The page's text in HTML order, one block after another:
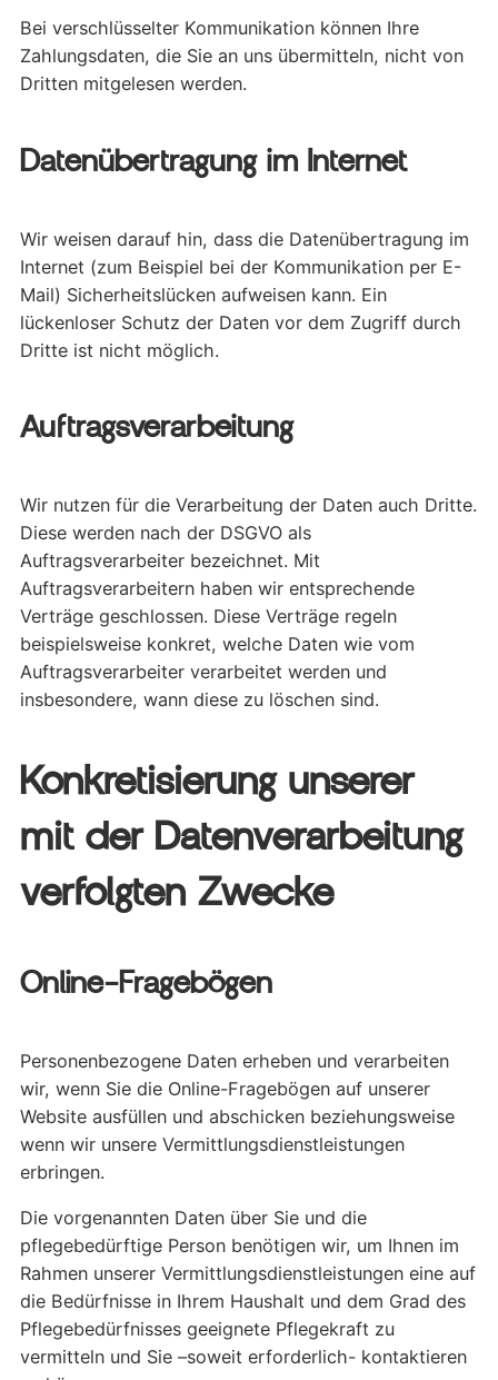
Bei verschlüsselter Kommunikation können Ihre
Zahlungsdaten, die Sie an uns übermitteln, nicht von
Dritten mitgelesen werden.
Datenübertragung im Internet
Wir weisen darauf hin, dass die Datenübertragung im
Internet (zum Beispiel bei der Kommunikation per E-
Mail) Sicherheitslücken aufweisen kann. Ein
lückenloser Schutz der Daten vor dem Zugriff durch
Dritte ist nicht möglich.
Auftragsverarbeitung
Wir nutzen für die Verarbeitung der Daten auch Dritte.
Diese werden nach der DSGVO als
Auftragsverarbeiter bezeichnet. Mit
Auftragsverarbeitern haben wir entsprechende
Verträge geschlossen. Diese Verträge regeln
beispielsweise konkret, welche Daten wie vom
Auftragsverarbeiter verarbeitet werden und
insbesondere, wann diese zu löschen sind.
Konkretisierung unserer
mit der Datenverarbeitung
verfolgten Zwecke
Online-Fragebögen
Personenbezogene Daten erheben und verarbeiten
wir, wenn Sie die Online-Fragebögen auf unserer
Website ausfüllen und abschicken beziehungsweise
wenn wir unsere Vermittlungsdienstleistungen
erbringen.
Die vorgenannten Daten über Sie und die
pflegebedürftige Person benötigen wir, um Ihnen im
Rahmen unserer Vermittlungsdienstleistungen eine auf
die Bedürfnisse in Ihrem Haushalt und dem Grad des
Pflegebedürfnisses geeignete Pflegekraft zu
vermitteln und Sie –soweit erforderlich- kontaktieren